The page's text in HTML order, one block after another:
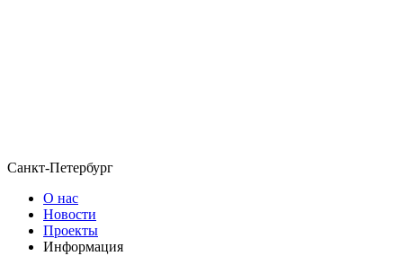
Санкт-Петербург
О нас
Новости
Проекты
Информация